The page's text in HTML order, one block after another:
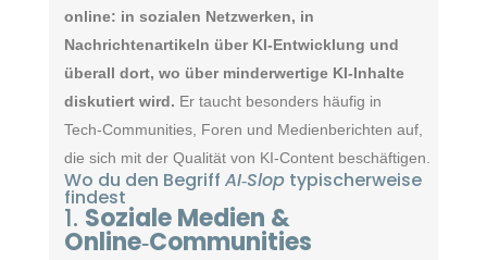
online: in sozialen Netzwerken, in
Nachrichtenartikeln über KI‑Entwicklung und
überall dort, wo über minderwertige KI‑Inhalte
diskutiert wird. Er taucht besonders häufig in
Tech‑Communities, Foren und Medienberichten auf,
die sich mit der Qualität von KI‑Content beschäftigen.
Wo du den Begriff AI‑Sloptypischerweise
findest
1. Soziale Medien &
Online‑Communities